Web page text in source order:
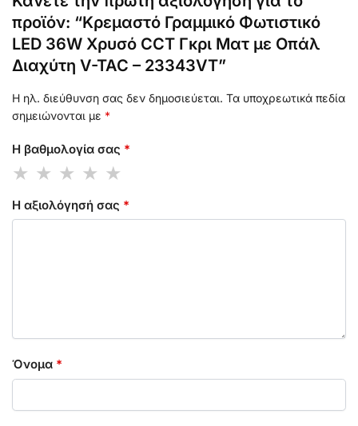
προϊόν: “Κρεμαστό Γραμμικό Φωτιστικό
LED 36W Χρυσό CCT Γκρι Ματ με Οπάλ
Διαχύτη V-TAC – 23343VT”
Η ηλ. διεύθυνση σας δεν δημοσιεύεται. Τα υποχρεωτικά πεδία
σημειώνονται με *
Η βαθμολογία σας *
Η αξιολόγησή σας *
Όνομα *